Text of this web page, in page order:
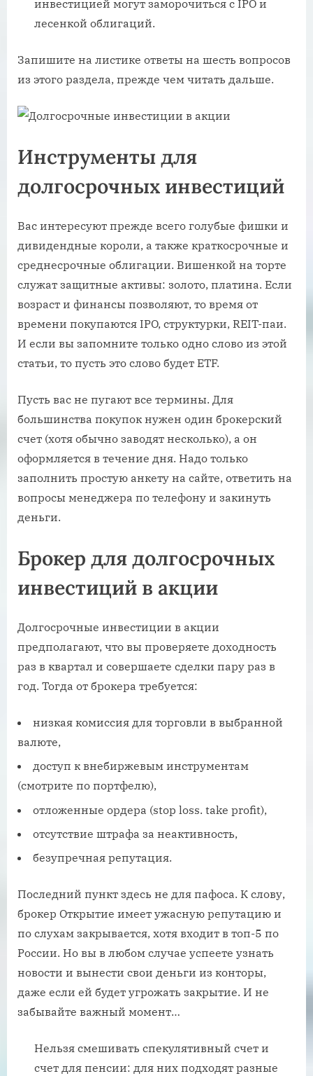
инвестицией могут заморочиться с IPO и
лесенкой облигаций.
Запишите на листике ответы на шесть вопросов
из этого раздела, прежде чем читать дальше.
Инструменты для
долгосрочных инвестиций
Вас интересуют прежде всего голубые фишки и
дивидендные короли, а также краткосрочные и
среднесрочные облигации. Вишенкой на торте
служат защитные активы: золото, платина. Если
возраст и финансы позволяют, то время от
времени покупаются IPO, структурки, REIT-паи.
И если вы запомните только одно слово из этой
статьи, то пусть это слово будет ETF.
Пусть вас не пугают все термины. Для
большинства покупок нужен один брокерский
счет (хотя обычно заводят несколько), а он
оформляется в течение дня. Надо только
заполнить простую анкету на сайте, ответить на
вопросы менеджера по телефону и закинуть
деньги.
Брокер для долгосрочных
инвестиций в акции
Долгосрочные инвестиции в акции
предполагают, что вы проверяете доходность
раз в квартал и совершаете сделки пару раз в
год. Тогда от брокера требуется:
низкая комиссия для торговли в выбранной
валюте,
доступ к внебиржевым инструментам
(смотрите по портфелю),
отложенные ордера (stop loss. take profit),
отсутствие штрафа за неактивность,
безупречная репутация.
Последний пункт здесь не для пафоса. К слову,
брокер Открытие имеет ужасную репутацию и
по слухам закрывается, хотя входит в топ-5 по
России. Но вы в любом случае успеете узнать
новости и вынести свои деньги из конторы,
даже если ей будет угрожать закрытие. И не
забывайте важный момент…
Нельзя смешивать спекулятивный счет и
счет для пенсии: для них подходят разные